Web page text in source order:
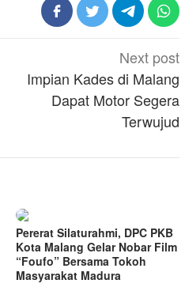
Next post
Impian Kades di Malang
Dapat Motor Segera
Terwujud
Pererat Silaturahmi, DPC PKB
Kota Malang Gelar Nobar Film
“Foufo” Bersama Tokoh
Masyarakat Madura